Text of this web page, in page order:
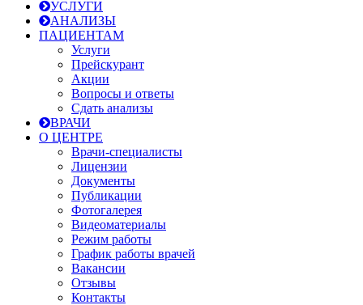
УСЛУГИ
АНАЛИЗЫ
ПАЦИЕНТАМ
Услуги
Прейскурант
Акции
Вопросы и ответы
Сдать анализы
ВРАЧИ
О ЦЕНТРЕ
Врачи-специалисты
Лицензии
Документы
Публикации
Фотогалерея
Видеоматериалы
Режим работы
График работы врачей
Вакансии
Отзывы
Контакты